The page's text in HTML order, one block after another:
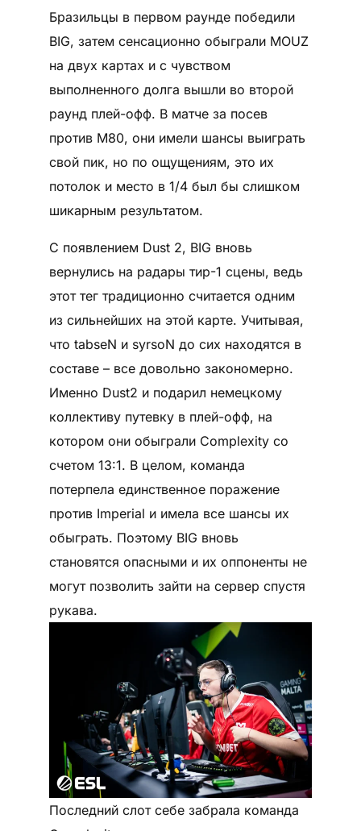
Бразильцы в первом раунде победили
BIG, затем сенсационно обыграли MOUZ
на двух картах и с чувством
выполненного долга вышли во второй
раунд плей-офф. В матче за посев
против M80, они имели шансы выиграть
свой пик, но по ощущениям, это их
потолок и место в 1/4 был бы слишком
шикарным результатом.
С появлением Dust 2, BIG вновь
вернулись на радары тир-1 сцены, ведь
этот тег традиционно считается одним
из сильнейших на этой карте. Учитывая,
что tabseN и syrsoN до сих находятся в
составе – все довольно закономерно.
Именно Dust2 и подарил немецкому
коллективу путевку в плей-офф, на
котором они обыграли Complexity со
счетом 13:1. В целом, команда
потерпела единственное поражение
против Imperial и имела все шансы их
обыграть. Поэтому BIG вновь
становятся опасными и их оппоненты не
могут позволить зайти на сервер спустя
рукава.
Последний слот себе забрала команда